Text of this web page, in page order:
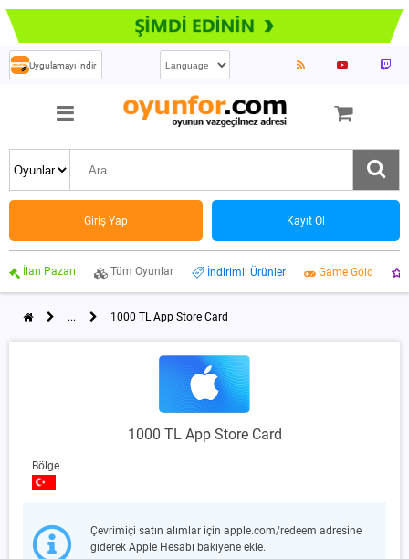
Uygulamayı İndir
Giriş Yap Kayıt Ol
İlan Pazarı Tüm Oyunlar İndirimli Ürünler Game Gold
... 1000 TL App Store Card
1000 TL App Store Card
Bölge
Çevrimiçi satın alımlar için apple.com/redeem adresine
giderek Apple Hesabı bakiyene ekle.